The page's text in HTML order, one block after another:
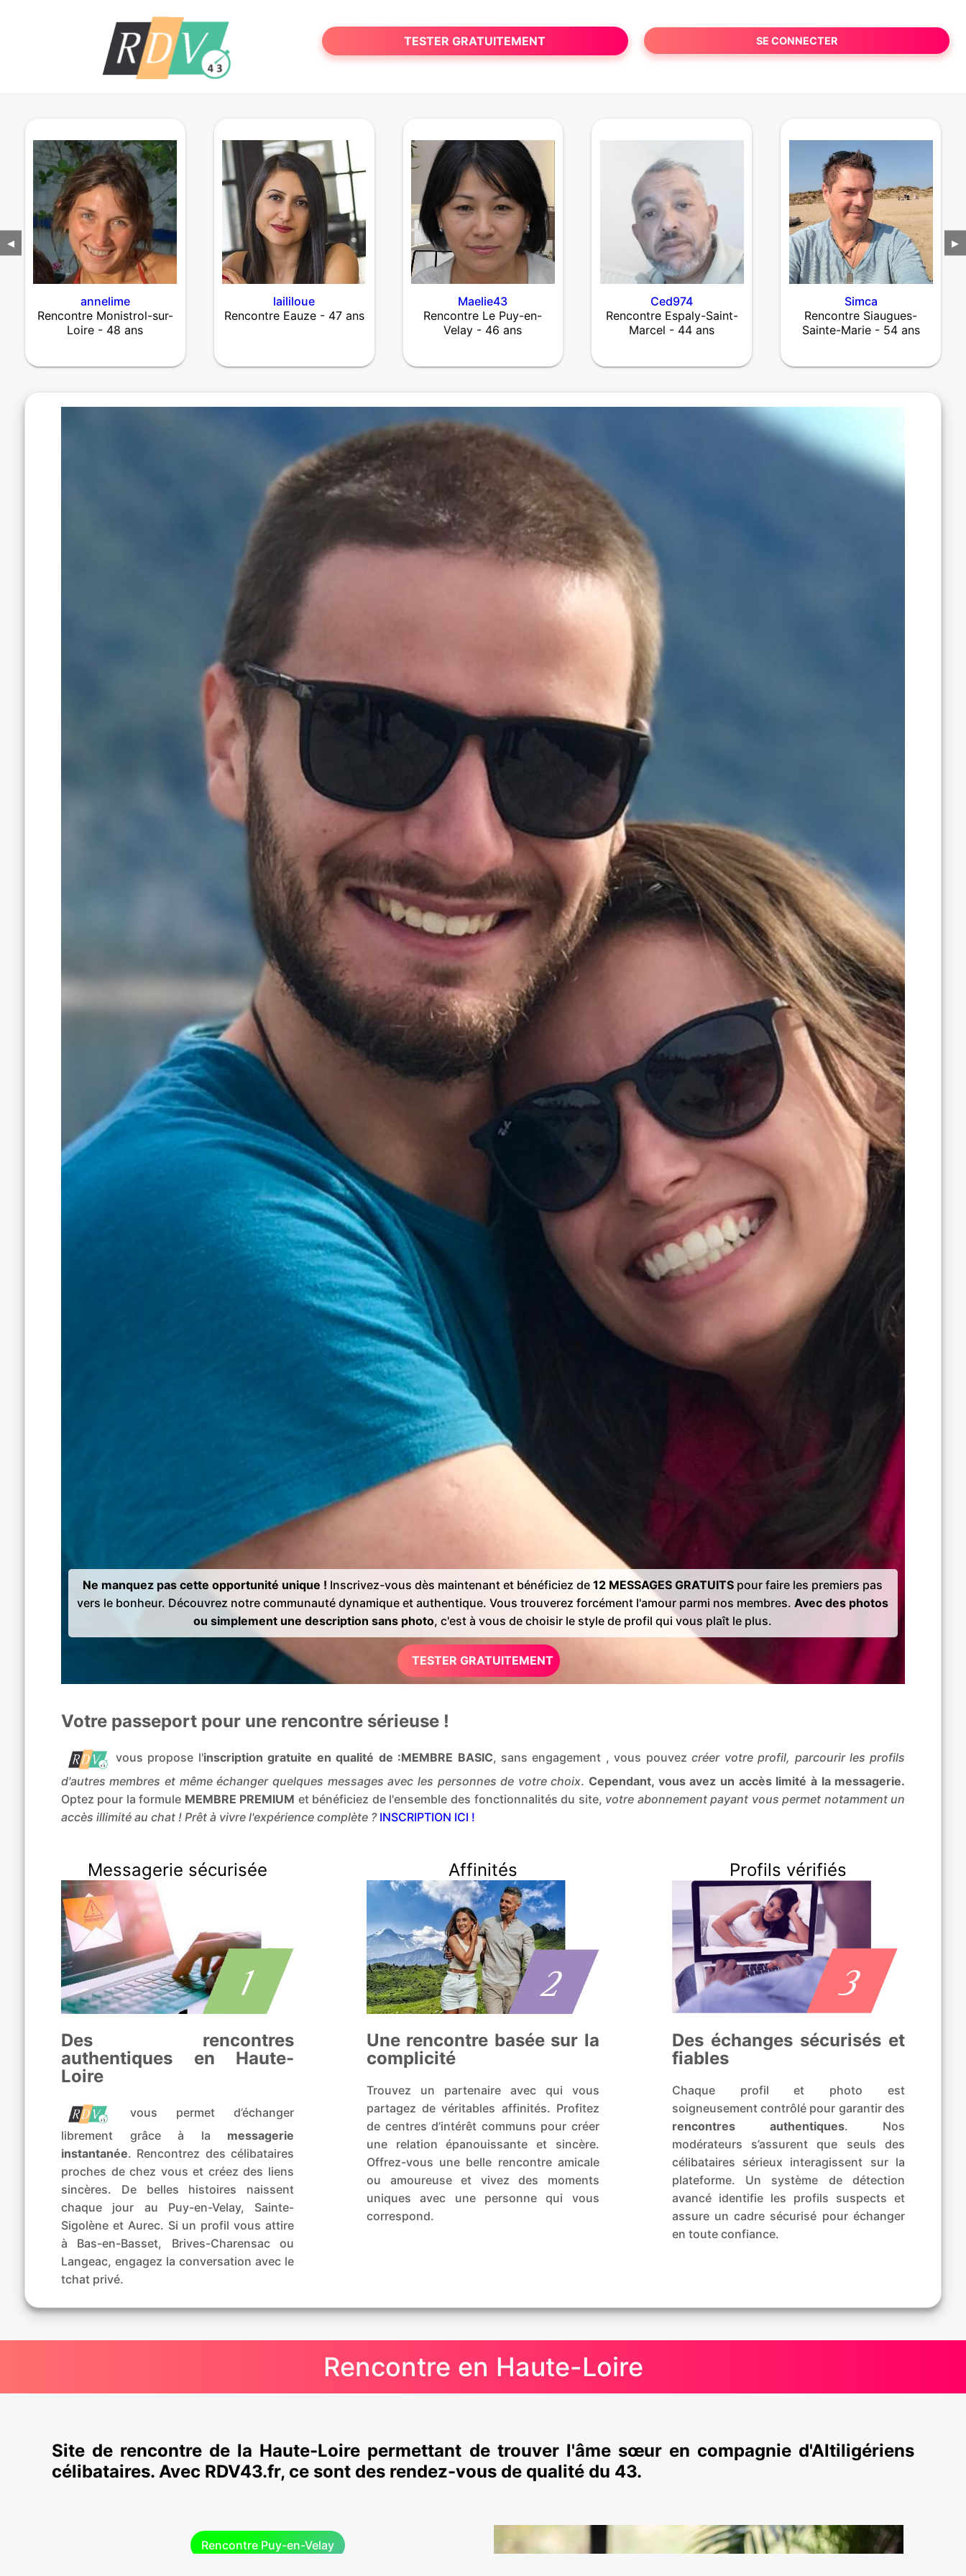
TESTER GRATUITEMENT SE CONNECTER
◀
annelime
Rencontre Monistrol-sur-
Loire - 48 ans
laililoue
Rencontre Eauze - 47 ans
Maelie43
Rencontre Le Puy-en-
Velay - 46 ans
Ced974
Rencontre Espaly-Saint-
Marcel - 44 ans
Simca
Rencontre Siaugues-
Sainte-Marie - 54 ans
▶
Ne manquez pas cette opportunité unique ! Inscrivez-vous dès maintenant et bénéficiez de12 MESSAGES GRATUITS pour faire les premiers pas
vers le bonheur. Découvrez notre communauté dynamique et authentique. Vous trouverez forcément l'amour parmi nos membres.Avec des photos
ou simplement une description sans photo, c'est à vous de choisir le style de profil qui vous plaît le plus.
TESTER GRATUITEMENT
Votre passeport pour une rencontre sérieuse !
vous propose l'inscription gratuite en qualité de :MEMBRE BASIC, sans engagement , vous pouvezcréer votre profil, parcourir les profils
d'autres membres et même échanger quelques messages avec les personnes de votre choix.Cependant, vous avez un accès limité à la messagerie.
Optez pour la formule MEMBRE PREMIUM et bénéficiez de l'ensemble des fonctionnalités du site, votre abonnement payant vous permet notamment un
accès illimité au chat ! Prêt à vivre l'expérience complète ? INSCRIPTION ICI !
Messagerie sécurisée
Des rencontres
authentiques en Haute-
Loire
vous permet d’échanger
librement grâce à la messagerie
instantanée. Rencontrez des célibataires
proches de chez vous et créez des liens
sincères. De belles histoires naissent
chaque jour au Puy-en-Velay, Sainte-
Sigolène et Aurec. Si un profil vous attire
à Bas-en-Basset, Brives-Charensac ou
Langeac, engagez la conversation avec le
tchat privé.
Affinités
Une rencontre basée sur la
complicité
Trouvez un partenaire avec qui vous
partagez de véritables affinités. Profitez
de centres d’intérêt communs pour créer
une relation épanouissante et sincère.
Offrez-vous une belle rencontre amicale
ou amoureuse et vivez des moments
uniques avec une personne qui vous
correspond.
Profils vérifiés
Des échanges sécurisés et
fiables
Chaque profil et photo est
soigneusement contrôlé pour garantir des
rencontres authentiques. Nos
modérateurs s’assurent que seuls des
célibataires sérieux interagissent sur la
plateforme. Un système de détection
avancé identifie les profils suspects et
assure un cadre sécurisé pour échanger
en toute confiance.
Rencontre en Haute-Loire
Site de rencontre de la Haute-Loire permettant de trouver l'âme sœur en compagnie d'Altiligériens
célibataires. Avec RDV43.fr, ce sont des rendez-vous de qualité du 43.
Rencontre Puy-en-Velay